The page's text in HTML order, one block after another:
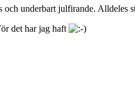
underbart julfirande. Alldeles
det har jag haft